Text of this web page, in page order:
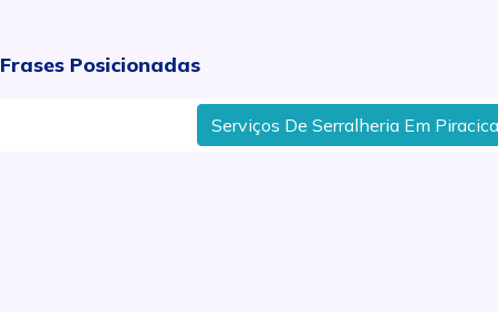
Frases Posicionadas
Serviços De Serralheria Em Piracicaba